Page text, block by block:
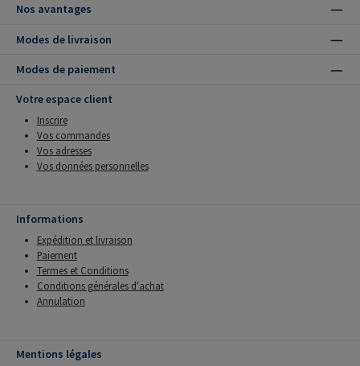
Nos avantages
Modes de livraison
Modes de paiement
Votre espace client
Inscrire
Vos commandes
Vos adresses
Vos données personnelles
Informations
Expédition et livraison
Paiement
Termes et Conditions
Conditions générales d'achat
Annulation
Mentions légales